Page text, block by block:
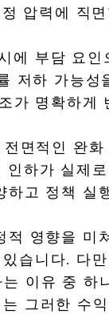
압력에 직
에 부담 요
저하 가능
가 명확하게
면적인 완
하가 실제
고 정책 실
영향을 미
습니다. 다
이유 중 하
그러한 수